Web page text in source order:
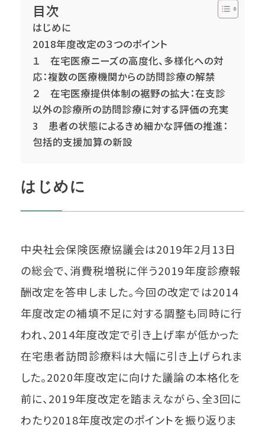
目次
はじめに
2018年度改定の３つのポイント
１ 在宅医療ニーズの高度化、多様化への対
応：複数の医療機関からの訪問診療の解禁
２ 在宅医療提供体制の裾野の拡大：在支診
以外の診療所の訪問診療に対する評価の充実
3 患者の状態によるきめ細かな評価の推進：
包括的支援加算の新設
はじめに
中央社会保険医療協議会は2019年2月13日
の総会で、消費税増税に伴う2019年度診療報
酬改定を答申しました。今回の改定では2014
年度改定の補填不足に対する調整も同時に行
われ、2014年度改定で引き上げ率が低かった
在宅患者訪問診療料は大幅に引き上げられま
した。2020年度改定に向けた議論の本格化を
前に、2019年度改定を踏まえながら、全3回に
わたり2018年度改定のポイントを振り返りま